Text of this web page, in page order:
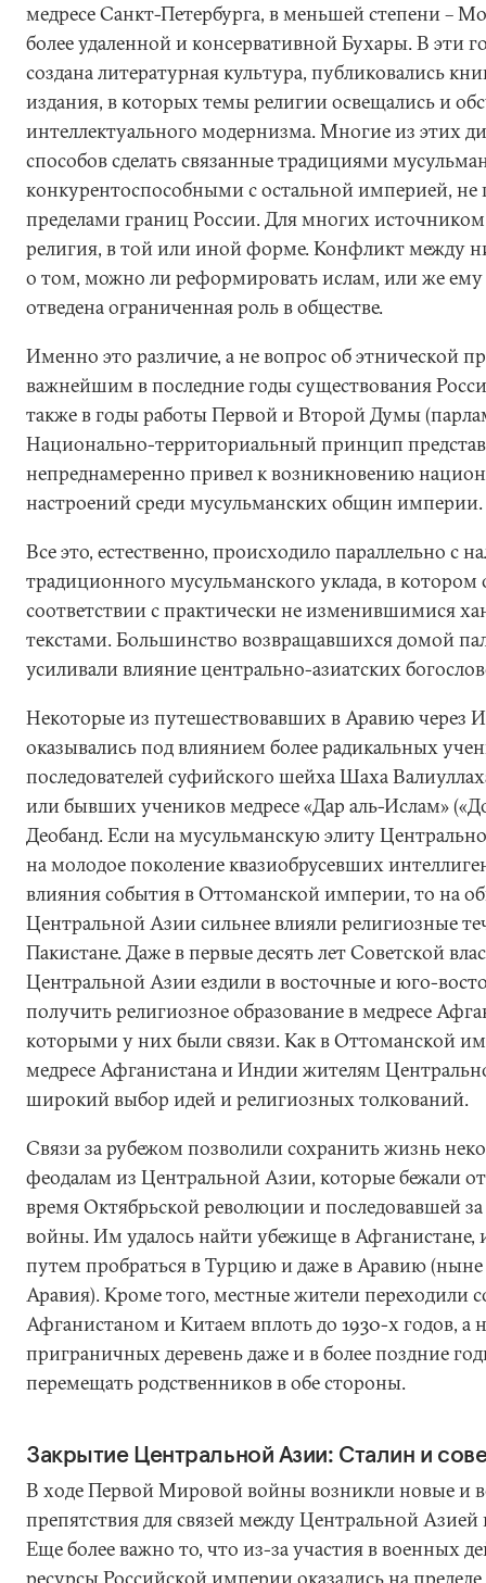
медресе Санкт-Петербурга, в меньшей степени –
более удаленной и консервативной Бухары. В эти
создана литературная культура, публиковались
издания, в которых темы религии освещались и
интеллектуального модернизма. Многие из этих
способов сделать связанные традициями
конкурентоспособными с остальной империей, не
пределами границ России. Для многих
религия, в той или иной форме. Конфликт между
о том, можно ли реформировать ислам, или же
отведена ограниченная роль в обществе.
Именно это различие, а не вопрос об этнической
важнейшим в последние годы существования
также в годы работы Первой и Второй Думы
Национально-территориальный принцип
непреднамеренно привел к возникновению
настроений среди мусульманских общин империи.
Все это, естественно, происходило параллельно с
традиционного мусульманского уклада, в котором
соответствии с практически не изменившимися
текстами. Большинство возвращавшихся домой
усиливали влияние центрально-азиатских
Некоторые из путешествовавших в Аравию через
оказывались под влиянием более радикальных
последователей суфийского шейха Шаха
или бывших учеников медресе «Дар аль-Ислам»
Деобанд. Если на мусульманскую элиту
на молодое поколение квазиобрусевших
влияния события в Оттоманской империи, то на
Центральной Азии сильнее влияли религиозные
Пакистане. Даже в первые десять лет Советской
Центральной Азии ездили в восточные и юго-
получить религиозное образование в медресе
которыми у них были связи. Как в Оттоманской
медресе Афганистана и Индии жителям
широкий выбор идей и религиозных толкований.
Связи за рубежом позволили сохранить жизнь
феодалам из Центральной Азии, которые бежали
время Октябрьской революции и последовавшей
войны. Им удалось найти убежище в Афганистане,
путем пробраться в Турцию и даже в Аравию (ныне
Аравия). Кроме того, местные жители переходили
Афганистаном и Китаем вплоть до 1930-х годов, а
приграничных деревень даже и в более поздние
перемещать родственников в обе стороны.
Закрытие Центральной Азии: Сталин и
В ходе Первой Мировой войны возникли новые и
препятствия для связей между Центральной
Еще более важно то, что из-за участия в военных